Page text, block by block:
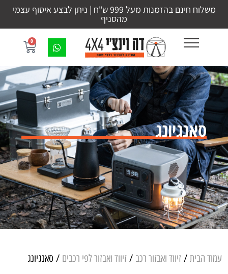
משלוח חינם בהזמנות מעל 999 ש"ח | ניתן לבצע איסוף עצמי
מהסניף
0
סאנגיונג
עמוד הבית / זיווד ואבזור רכב / זיווד ואבזור לפי רכבים / סאנגיונג